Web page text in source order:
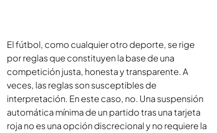
El fútbol, como cualquier otro deporte, se rige
por reglas que constituyen la base de una
competición justa, honesta y transparente. A
veces, las reglas son susceptibles de
interpretación. En este caso, no. Una suspensión
automática mínima de un partido tras una tarjeta
roja no es una opción discrecional y no requiere la